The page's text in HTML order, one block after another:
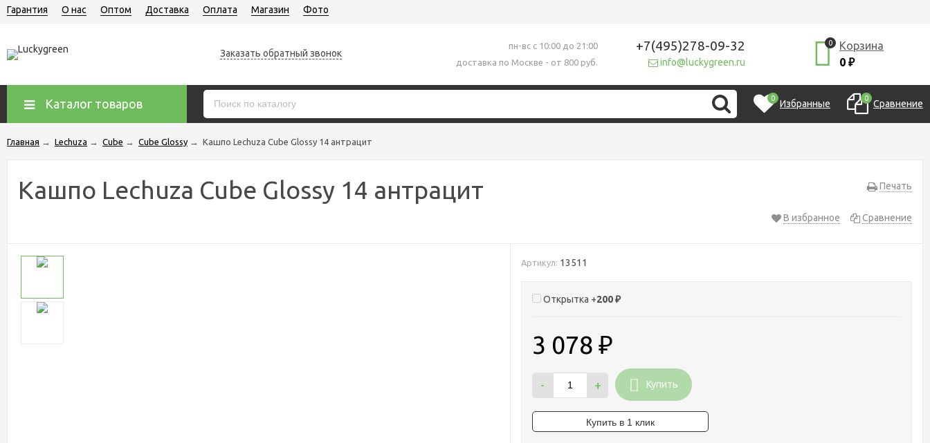
Гарантия О нас Оптом Доставка Оплата Магазин Фото
Заказать обратный звонок
пн-вс с 10:00 до 21:00
доставка по Москве - от 800 руб.
+7(495)278-09-32
info@luckygreen.ru
0
Корзина
0 ₽
Каталог товаров 0 Избранные 0 Сравнение
Главная → Lechuza → Cube → Cube Glossy → Кашпо Lechuza Cube Glossy 14 антрацит
Печать
Кашпо Lechuza Cube Glossy 14 антрацит
В избранное Сравнение
Артикул: 13511
Открытка +200₽
3 078₽
- + Купить